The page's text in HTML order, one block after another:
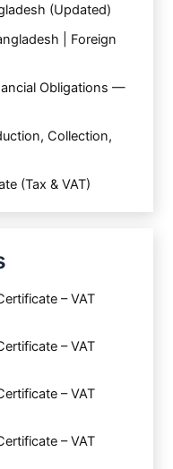
(Updated)
| Foreign
Obligations —
Collection,
(Tax & VAT)
– VAT
– VAT
– VAT
– VAT